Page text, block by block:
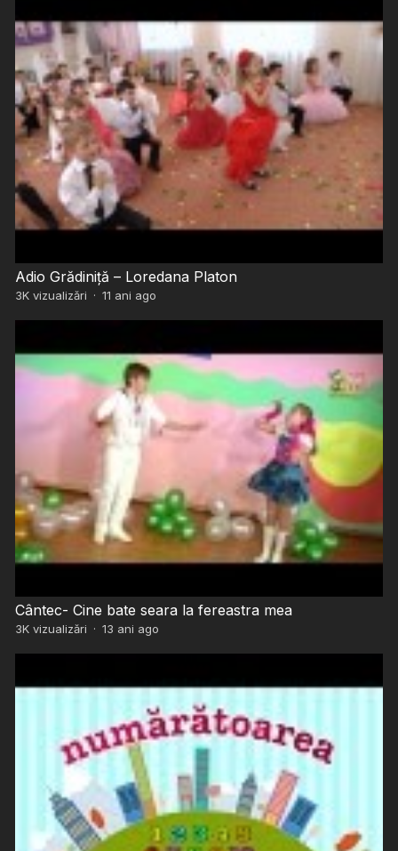
Adio Grădiniță – Loredana Platon
3Kvizualizări · 11 ani ago
Cântec- Cine bate seara la fereastra mea
3Kvizualizări · 13 ani ago